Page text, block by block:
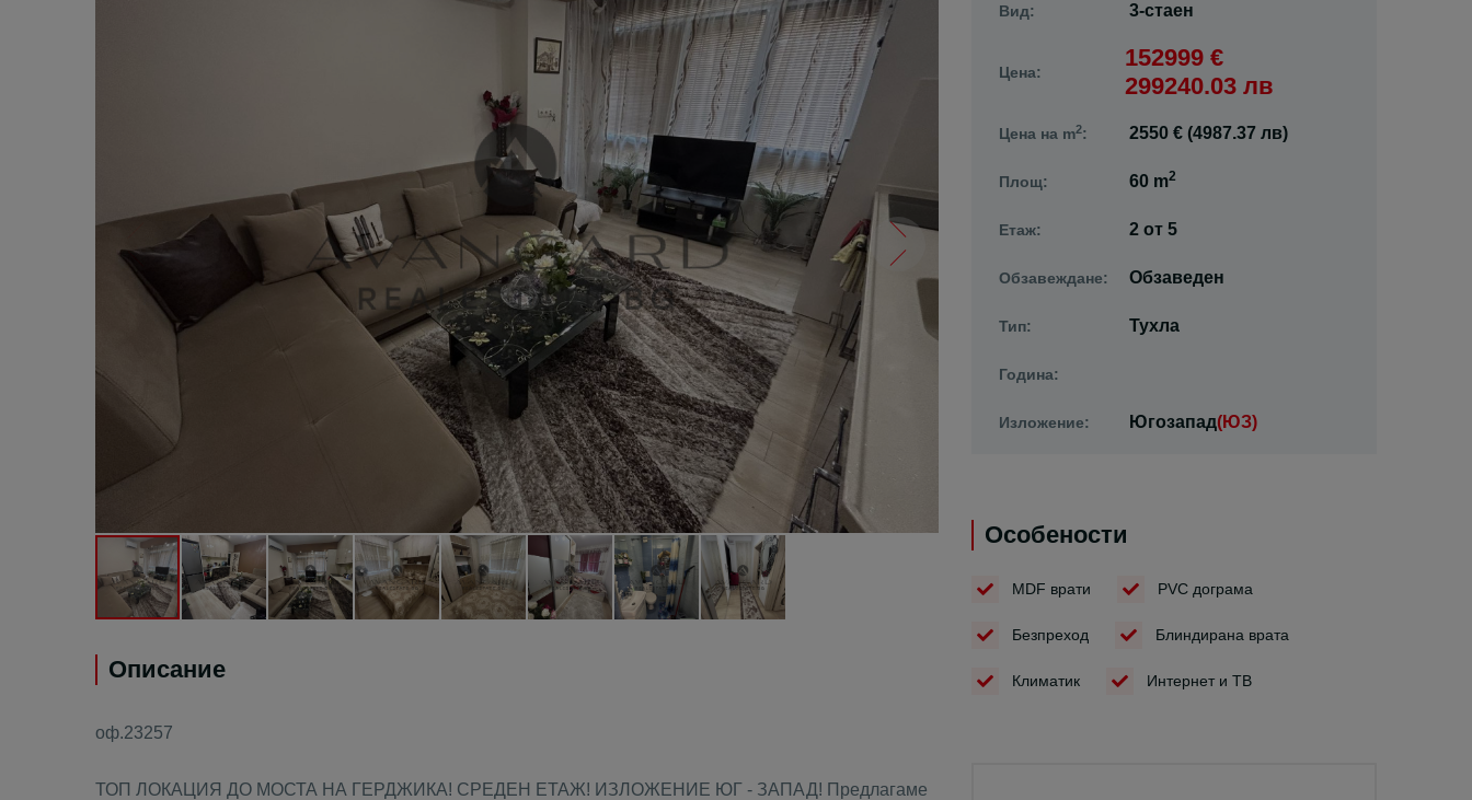
Описание
оф.23257
ТОП ЛОКАЦИЯ ДО МОСТА НА ГЕРДЖИКА! СРЕДЕН ЕТАЖ! ИЗЛОЖЕНИЕ ЮГ - ЗАПАД! Предлагаме
Вид: 3-стаен
Цена:
152999 €
299240.03 лв
Цена на m2: 2550 € (4987.37 лв)
Площ: 60 m2
Етаж: 2 от 5
Обзавеждане: Обзаведен
Тип: Тухла
Година:
Изложение: Югозапад(ЮЗ)
Особености
MDF врати PVC дограма
Безпреход Блиндирана врата
Климатик Интернет и ТВ